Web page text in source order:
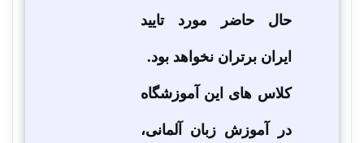
حال حاضر مورد تایید
ایران برتران نخواهد بود.
کلاس های این آموزشگاه
در آموزش زبان آلمانی،